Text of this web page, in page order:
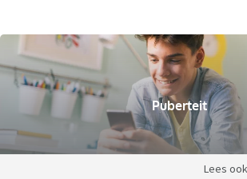
Puberteit
Lees